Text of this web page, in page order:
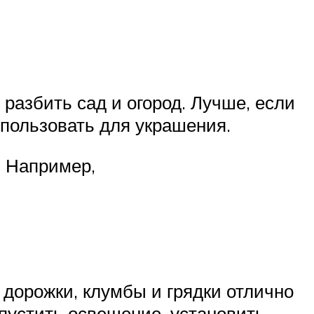
сад и огород. Лучше, если
для украшения.
Например,
клумбы и грядки отлично